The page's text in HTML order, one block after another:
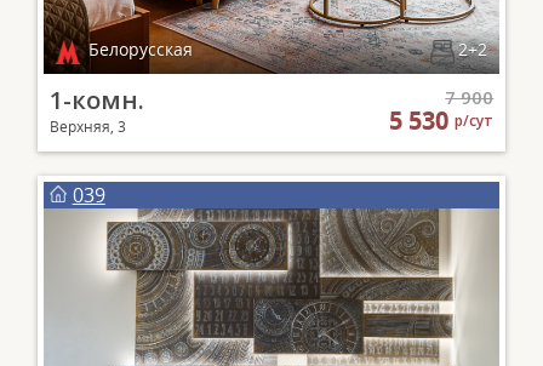
Белорусская 2+2
1-комн.
Верхняя, 3
7 900
5 530р/сут
039